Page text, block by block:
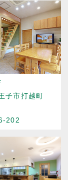
子市打越町
202